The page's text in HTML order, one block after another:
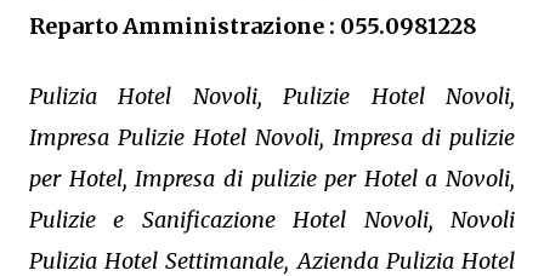
Reparto Amministrazione : 055.0981228
Pulizia Hotel Novoli, Pulizie Hotel Novoli,
Impresa Pulizie Hotel Novoli, Impresa di pulizie
per Hotel, Impresa di pulizie per Hotel a Novoli,
Pulizie e Sanificazione Hotel Novoli, Novoli
Pulizia Hotel Settimanale, Azienda Pulizia Hotel